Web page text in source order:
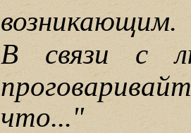
возникающим.
В связи с
что..."